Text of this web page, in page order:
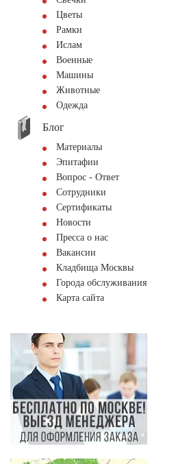
Цветы
Рамки
Ислам
Военные
Машины
Животные
Одежда
Блог
Материалы
Эпитафии
Вопрос - Ответ
Сотрудники
Сертификаты
Новости
Пресса о нас
Вакансии
Кладбища Москвы
Города обслуживания
Карта сайта